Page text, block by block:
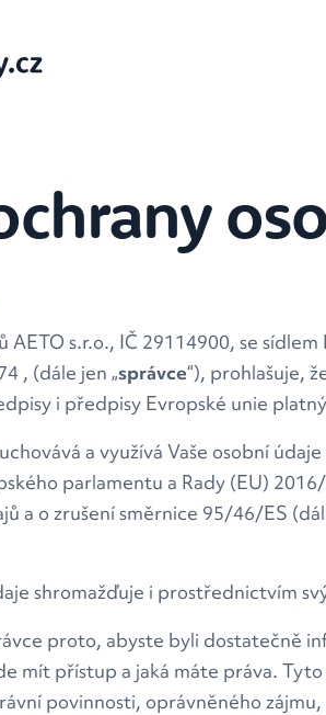
AETO s.r.o., IČ 29114900, se
, (dále jen „správce“), prohlašuje,
i předpisy Evropské unie
a využívá Vaše osobní
parlamentu a Rady (EU)
a o zrušení směrnice 95/46/ES
shromažďuje i prostřednictvím
proto, abyste byli dostatečně
mít přístup a jaká máte práva.
povinnosti, oprávněného